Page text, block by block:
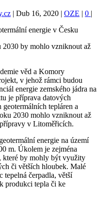
| Dub 16, 2020 | OZE | 0 |
by mohlo vzniknout až
věd a Komory
v jehož rámci budou
energie zemského jádra na
je příprava datových
tepláren a
2030 mohlo vzniknout až
v Litoměřicích.
energie na území
m. Úkolem je zejména
které by mohly být využity
či větších hloubek. Malé
čerpadla, větší
produkci tepla či ke